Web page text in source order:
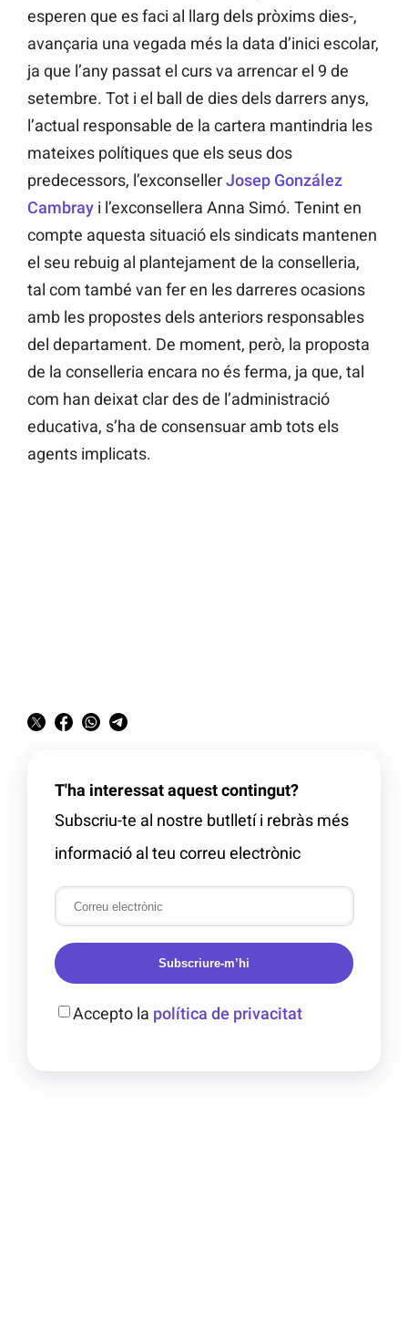
esperen que es faci al llarg dels pròxims dies-,
avançaria una vegada més la data d’inici escolar,
ja que l’any passat el curs va arrencar el 9 de
setembre. Tot i el ball de dies dels darrers anys,
l’actual responsable de la cartera mantindria les
mateixes polítiques que els seus dos
predecessors, l’exconsellerJosep González
Cambray i l’exconsellera Anna Simó. Tenint en
compte aquesta situació els sindicats mantenen
el seu rebuig al plantejament de la conselleria,
tal com també van fer en les darreres ocasions
amb les propostes dels anteriors responsables
del departament. De moment, però, la proposta
de la conselleria encara no és ferma, ja que, tal
com han deixat clar des de l’administració
educativa, s’ha de consensuar amb tots els
agents implicats.
T'ha interessat aquest contingut?
Subscriu-te al nostre butlletí i rebràs més
informació al teu correu electrònic
Subscriure-m’hi
Accepto la política de privacitat